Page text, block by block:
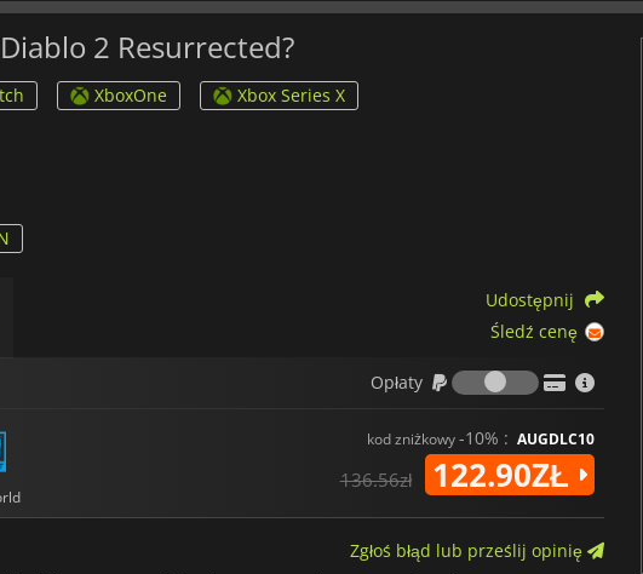
Mroczny Wędrowiec zamyka
niefortunny wybór, ponieważ
Mephisto, Pana Nienawiści i
powstrzymać ich przed
Tylko pojawienie się
Amazonka, kobieta-
Nekromanta, mroczny mag
Barbarzyńca, brutalny
Wiedźma, mistrzyni magii
Paladyn, gorliwy wojownik
W rozszerzeniuLord of
Zabójca, który walczy z
Druid, zmiennokształtny
Gracze mogą grać solo lub w
do łask. Ponadto można grać
2 Resurrected?
XboxOne
Xbox Series X
Udostępnij
Śledź cenę
Opłaty
Opłaty
kod zniżkowy-10% : AUGDLC10
136.56zł 122.90ZŁ
Zgłoś błąd lub prześlij opinię